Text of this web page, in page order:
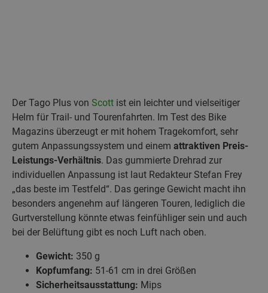
Der Tago Plus von Scott ist ein leichter und vielseitiger
Helm für Trail- und Tourenfahrten. Im Test des Bike
Magazins überzeugt er mit hohem Tragekomfort, sehr
gutem Anpassungssystem und einem attraktiven Preis-
Leistungs-Verhältnis. Das gummierte Drehrad zur
individuellen Anpassung ist laut Redakteur Stefan Frey
„das beste im Testfeld“. Das geringe Gewicht macht ihn
besonders angenehm auf längeren Touren, lediglich die
Gurtverstellung könnte etwas feinfühliger sein und auch
bei der Belüftung gibt es noch Luft nach oben.
Gewicht: 350 g
Kopfumfang: 51-61 cm in drei Größen
Sicherheitsausstattung: Mips